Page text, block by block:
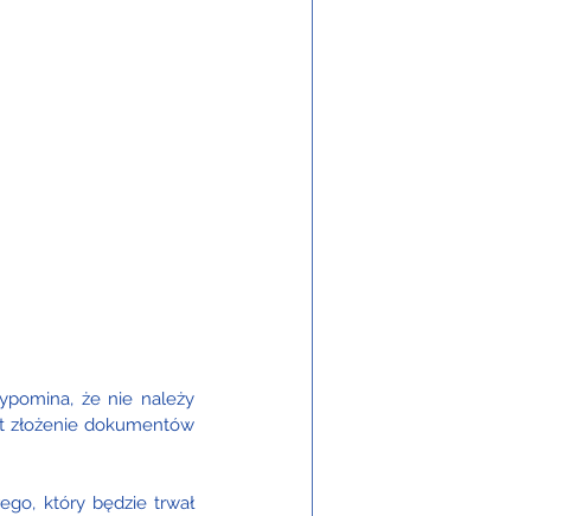
że nie należy
złożenie dokumentów
który będzie trwał